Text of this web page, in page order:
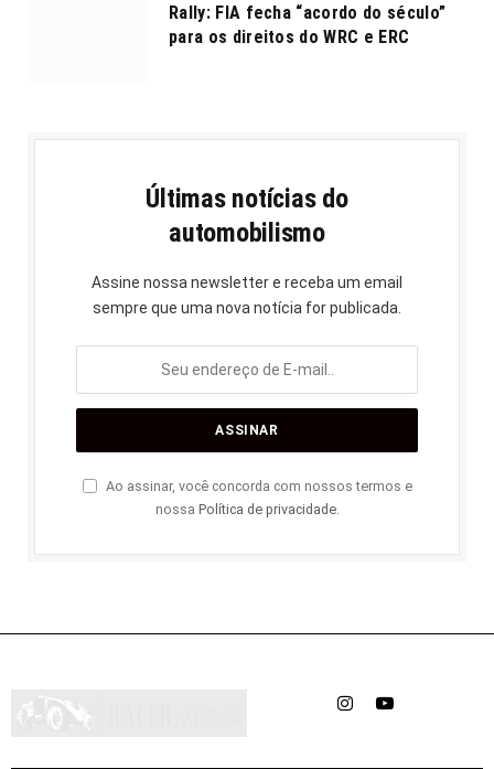
Rally: FIA fecha “acordo do século”
para os direitos do WRC e ERC
Últimas notícias do
automobilismo
Assine nossa newsletter e receba um email
sempre que uma nova notícia for publicada.
Ao assinar, você concorda com nossos termos e
nossa Política de privacidade.
InstagramYouTube